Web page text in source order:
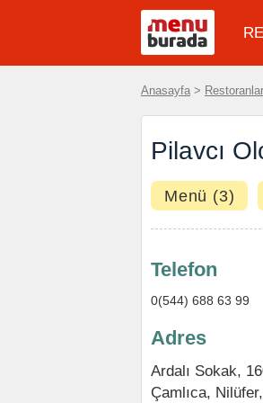
Anasayfa > Restoranlar
Pilavcı
Menü (3)
Telefon
0(544) 688 63 99
Adres
Ardalı Sokak,
Çamlıca, Nilüfer,